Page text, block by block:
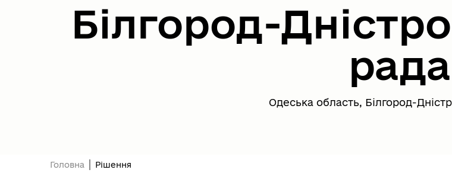
Білгород-
рада
Одеська область, Білгород-
Головна Рішення